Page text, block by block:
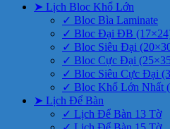
➤ Lịch Bloc Khổ Lớn
✓ Bloc Bìa Laminate
✓ Bloc Đại ĐB
✓ Bloc Siêu Đại
✓ Bloc Cực Đại
✓ Bloc Siêu Cực Đại
✓ Bloc Khổ Lớn Nhất
➤ Lịch Để Bàn
✓ Lịch Để Bàn 13 Tờ